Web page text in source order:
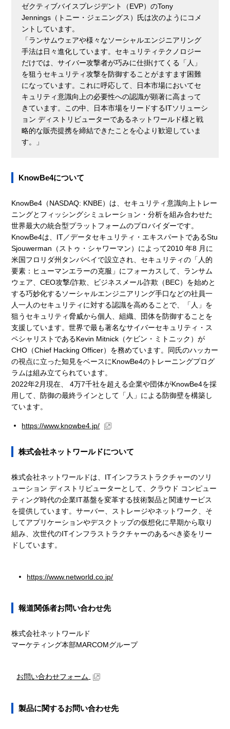
ゼクティブバイスプレジデント（EVP）のTony
Jennings（トニー・ジェニングス）氏は次のようにコメ
ントしています。
「ランサムウェアや様々なソーシャルエンジニアリング
手法は日々進化しています。セキュリティテクノロジー
だけでは、サイバー攻撃者が巧みに仕掛けてくる「人」
を狙うセキュリティ攻撃を防御することがますます困難
になっています。これに呼応して、日本市場においてセ
キュリティ意識向上の必要性への認識が顕著に高まって
きています。この中、日本市場をリードするITソリューシ
ョン ディストリビューターであるネットワールド様と戦
略的な販売提携を締結できたことを心より歓迎していま
す。」
KnowBe4について
KnowBe4（NASDAQ: KNBE）は、セキュリティ意識向上トレー
ニングとフィッシングシミュレーション・分析を組み合わせた
世界最大の統合型プラットフォームのプロバイダーです。
KnowBe4は、IT／データセキュリティ・エキスパートであるStu
Sjouwerman（ストゥ・シャワーマン）によって2010 年8 ⽉に
米国フロリダ州タンパベイで設立され、セキュリティの「人的
要素：ヒューマンエラーの克服」にフォーカスして、ランサム
ウェア、CEO攻撃/詐欺、ビジネスメール詐欺（BEC）を始めと
する巧妙化するソーシャルエンジニアリング手口などの社員一
人一人のセキュリティに対する認識を高めることで、「人」を
狙うセキュリティ脅威から個人、組織、団体を防御することを
支援しています。世界で最も著名なサイバーセキュリティ・ス
ペシャリストであるKevin Mitnick（ケビン・ミトニック）が
CHO（Chief Hacking Officer）を務めています。同氏のハッカー
の視点に立った知見をベースにKnowBe4のトレーニングプログ
ラムは組み立てられています。
2022年2月現在、 4万7千社を超える企業や団体がKnowBe4を採
用して、防御の最終ラインとして「人」による防御壁を構築し
ています。
https://www.knowbe4.jp/
株式会社ネットワールドについて
株式会社ネットワールドは、ITインフラストラクチャーのソリ
ューション ディストリビューターとして、クラウド コンピュー
ティング時代の企業IT基盤を変革する技術製品と関連サービス
を提供しています。サーバー、ストレージやネットワーク、そ
してアプリケーションやデスクトップの仮想化に早期から取り
組み、次世代のITインフラストラクチャーのあるべき姿をリー
ドしています。
https://www.networld.co.jp/
報道関係者お問い合わせ先
株式会社ネットワールド
マーケティング本部MARCOMグループ
お問い合わせフォーム
製品に関するお問い合わせ先